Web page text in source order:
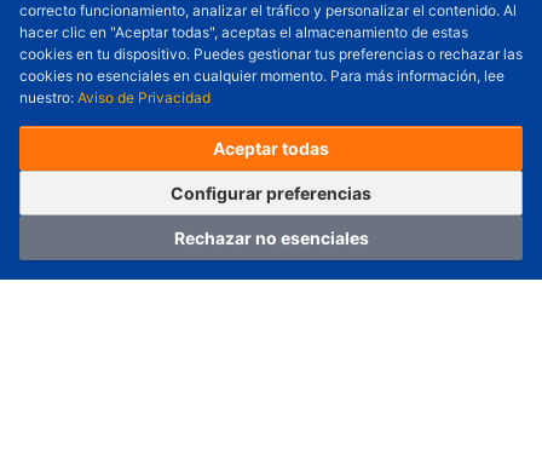
correcto funcionamiento, analizar el tráfico y personalizar el contenido. Al
hacer clic en "Aceptar todas", aceptas el almacenamiento de estas
cookies en tu dispositivo. Puedes gestionar tus preferencias o rechazar las
cookies no esenciales en cualquier momento. Para más información, lee
nuestro: Aviso de Privacidad
Aceptar todas
Configurar preferencias
Rechazar no esenciales
Cantidad a Ordenar - +
Revisar precio y fecha de envío
Precio unitario (USD) :---
(con IVA (USD)) :--- (con IVA (USD)) :---
---
Pedir ahora
Agregar al carrito